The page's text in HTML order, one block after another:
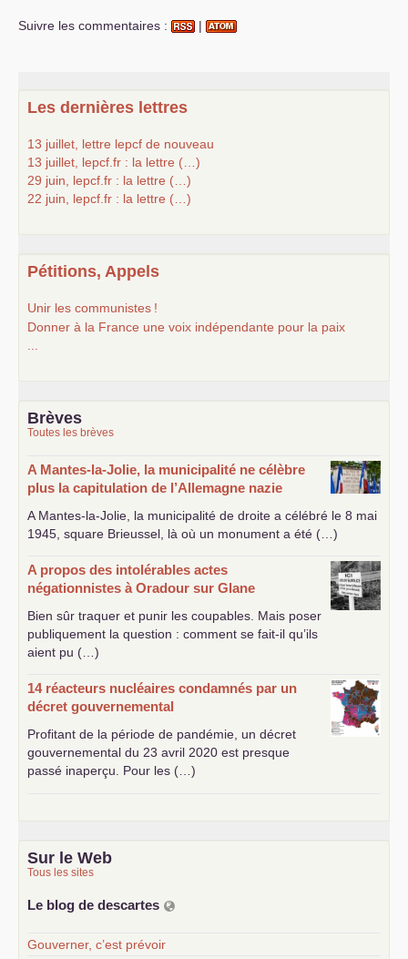
Suivre les commentaires : |
Les dernières lettres
13 juillet, lettre lepcf de nouveau
13 juillet, lepcf.fr : la lettre (…)
29 juin, lepcf.fr : la lettre (…)
22 juin, lepcf.fr : la lettre (…)
Pétitions, Appels
Unir les communistes !
Donner à la France une voix indépendante pour la paix
Brèves
Toutes les brèves
A Mantes-la-Jolie, la municipalité ne célèbre
plus la capitulation de l’Allemagne nazie
A Mantes-la-Jolie, la municipalité de droite a célébré le 8 mai
1945, square Brieussel, là où un monument a été (…)
A propos des intolérables actes
négationnistes à Oradour sur Glane
Bien sûr traquer et punir les coupables. Mais poser
publiquement la question : comment se fait-il qu’ils
aient pu (…)
14 réacteurs nucléaires condamnés par un
décret gouvernemental
Profitant de la période de pandémie, un décret
gouvernemental du 23 avril 2020 est presque
passé inaperçu. Pour les (…)
Sur le Web
Tous les sites
Le blog de descartes
Gouverner, c’est prévoir